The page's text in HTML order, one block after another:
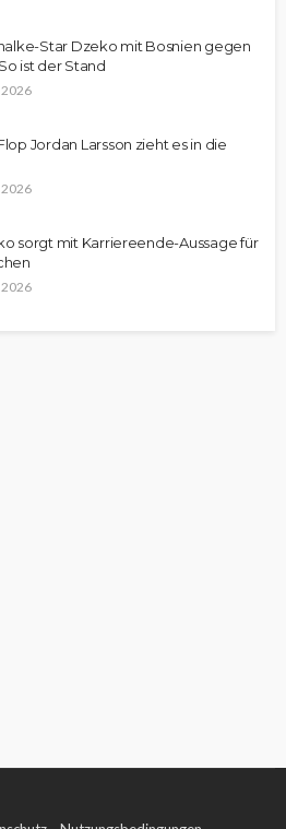
Star Dzeko mit Bosnien gegen
ist der Stand
2026
Jordan Larsson zieht es in die
2026
sorgt mit Karriereende-Aussage für
2026